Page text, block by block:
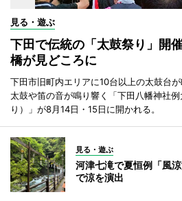
見る・遊ぶ
下田で伝統の「太鼓祭り」開
橋が見どころに
下田市旧町内エリアに10台以上の太鼓台
太鼓や笛の音が鳴り響く「下田八幡神社
り）」が8月14日・15日に開かれる。
見る・遊ぶ
河津七滝で夏恒例「風
で涼を演出